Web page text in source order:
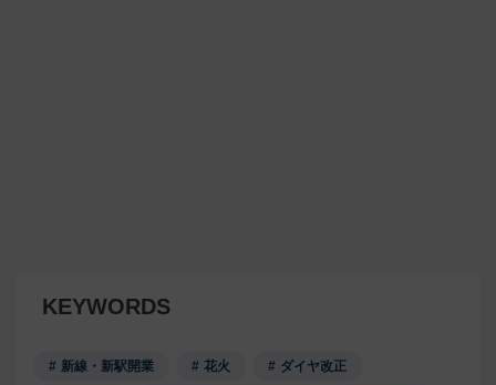
KEYWORDS
新線・新駅開業 花火 ダイヤ改正